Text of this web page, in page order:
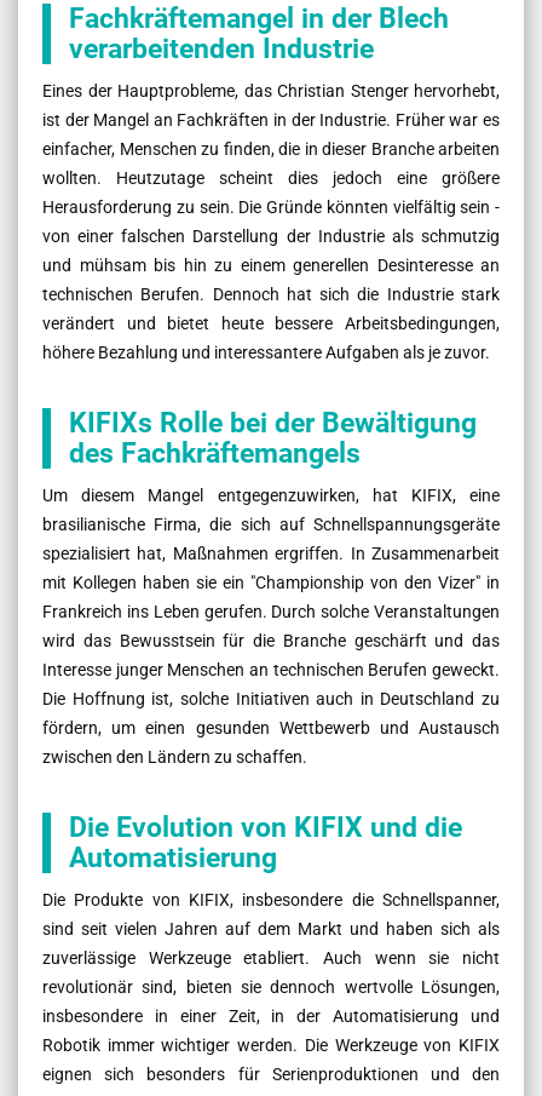
Fachkräftemangel in der Blech
verarbeitenden Industrie
Eines der Hauptprobleme, das Christian Stenger hervorhebt,
ist der Mangel an Fachkräften in der Industrie. Früher war es
einfacher, Menschen zu finden, die in dieser Branche arbeiten
wollten. Heutzutage scheint dies jedoch eine größere
Herausforderung zu sein. Die Gründe könnten vielfältig sein -
von einer falschen Darstellung der Industrie als schmutzig
und mühsam bis hin zu einem generellen Desinteresse an
technischen Berufen. Dennoch hat sich die Industrie stark
verändert und bietet heute bessere Arbeitsbedingungen,
höhere Bezahlung und interessantere Aufgaben als je zuvor.
KIFIXs Rolle bei der Bewältigung
des Fachkräftemangels
Um diesem Mangel entgegenzuwirken, hat KIFIX, eine
brasilianische Firma, die sich auf Schnellspannungsgeräte
spezialisiert hat, Maßnahmen ergriffen. In Zusammenarbeit
mit Kollegen haben sie ein "Championship von den Vizer" in
Frankreich ins Leben gerufen. Durch solche Veranstaltungen
wird das Bewusstsein für die Branche geschärft und das
Interesse junger Menschen an technischen Berufen geweckt.
Die Hoffnung ist, solche Initiativen auch in Deutschland zu
fördern, um einen gesunden Wettbewerb und Austausch
zwischen den Ländern zu schaffen.
Die Evolution von KIFIX und die
Automatisierung
Die Produkte von KIFIX, insbesondere die Schnellspanner,
sind seit vielen Jahren auf dem Markt und haben sich als
zuverlässige Werkzeuge etabliert. Auch wenn sie nicht
revolutionär sind, bieten sie dennoch wertvolle Lösungen,
insbesondere in einer Zeit, in der Automatisierung und
Robotik immer wichtiger werden. Die Werkzeuge von KIFIX
eignen sich besonders für Serienproduktionen und den